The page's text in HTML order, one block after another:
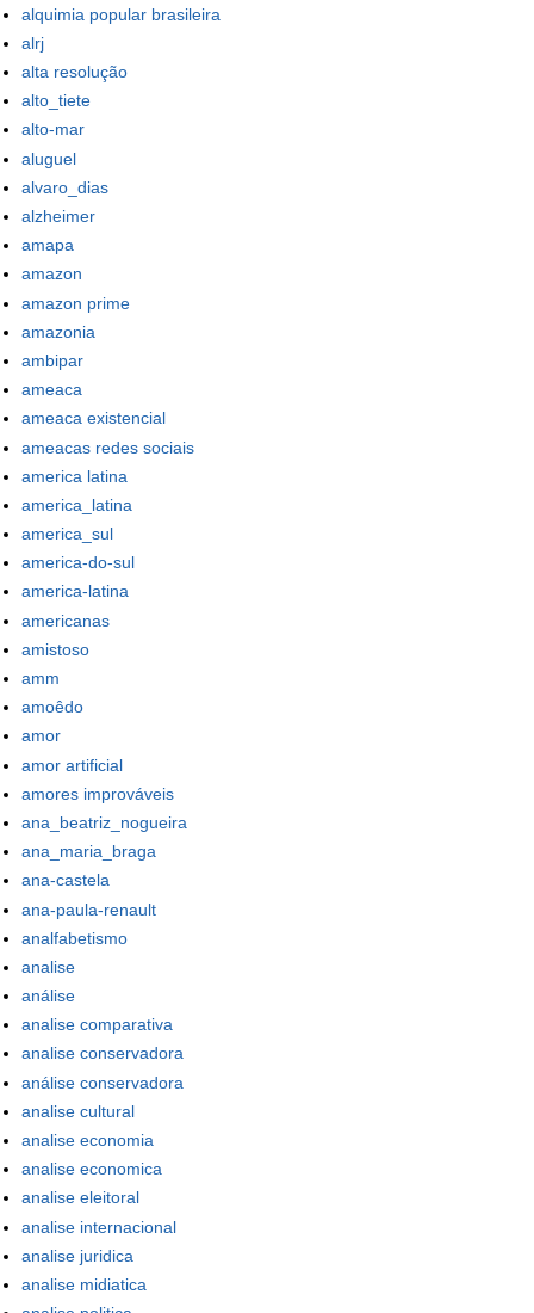
alquimia popular brasileira
alrj
alta resolução
alto_tiete
alto-mar
aluguel
alvaro_dias
alzheimer
amapa
amazon
amazon prime
amazonia
ambipar
ameaca
ameaca existencial
ameacas redes sociais
america latina
america_latina
america_sul
america-do-sul
america-latina
americanas
amistoso
amm
amoêdo
amor
amor artificial
amores improváveis
ana_beatriz_nogueira
ana_maria_braga
ana-castela
ana-paula-renault
analfabetismo
analise
análise
analise comparativa
analise conservadora
análise conservadora
analise cultural
analise economia
analise economica
analise eleitoral
analise internacional
analise juridica
analise midiatica